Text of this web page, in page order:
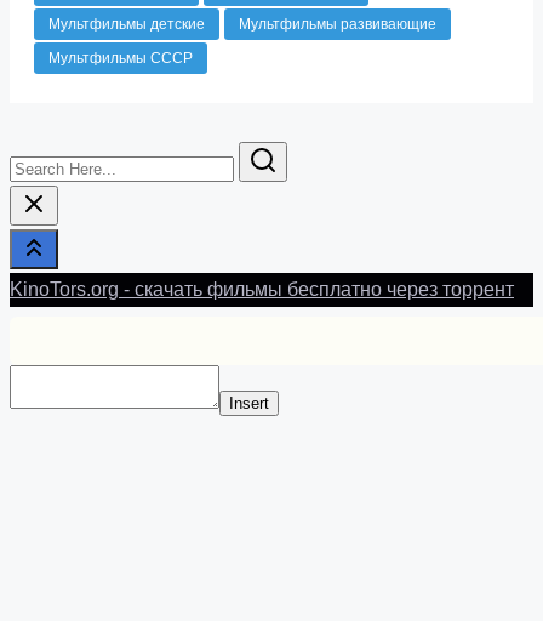
Мультфильмы детские
Мультфильмы развивающие
Мультфильмы СССР
Search
Here...
KinoTors.org - скачать фильмы бесплатно через торрент
Insert